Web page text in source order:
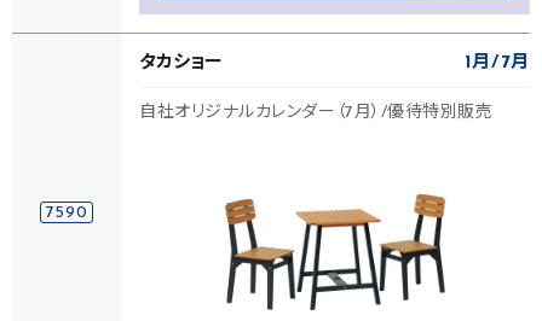
7590
タカショー 1月 7月
自社オリジナルカレンダー（7月）/優待特別販売